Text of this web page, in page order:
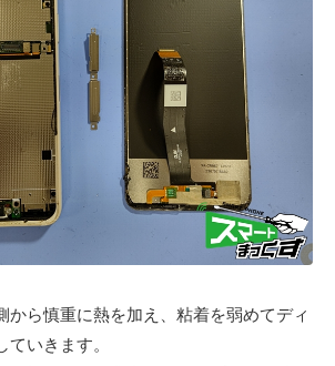
から慎重に熱を加え、粘着を弱めてディ
いきます。